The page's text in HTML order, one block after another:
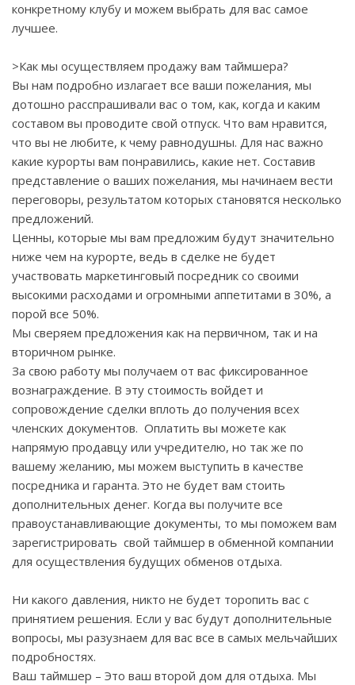
конкретному клубу и можем выбрать для вас самое
лучшее.
>Как мы осуществляем продажу вам таймшера?
Вы нам подробно излагает все ваши пожелания, мы
дотошно расспрашивали вас о том, как, когда и каким
составом вы проводите свой отпуск. Что вам нравится,
что вы не любите, к чему равнодушны. Для нас важно
какие курорты вам понравились, какие нет. Составив
представление о ваших пожелания, мы начинаем вести
переговоры, результатом которых становятся несколько
предложений.
Ценны, которые мы вам предложим будут значительно
ниже чем на курорте, ведь в сделке не будет
участвовать маркетинговый посредник со своими
высокими расходами и огромными аппетитами в 30%, а
порой все 50%.
Мы сверяем предложения как на первичном, так и на
вторичном рынке.
За свою работу мы получаем от вас фиксированное
вознаграждение. В эту стоимость войдет и
сопровождение сделки вплоть до получения всех
членских документов. Оплатить вы можете как
напрямую продавцу или учредителю, но так же по
вашему желанию, мы можем выступить в качестве
посредника и гаранта. Это не будет вам стоить
дополнительных денег. Когда вы получите все
правоустанавливающие документы, то мы поможем вам
зарегистрировать свой таймшер в обменной компании
для осуществления будущих обменов отдыха.
Ни какого давления, никто не будет торопить вас с
принятием решения. Если у вас будут дополнительные
вопросы, мы разузнаем для вас все в самых мельчайших
подробностях.
Ваш таймшер – Это ваш второй дом для отдыха. Мы